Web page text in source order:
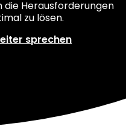
die Herausforderungen
zu lösen.
sprechen